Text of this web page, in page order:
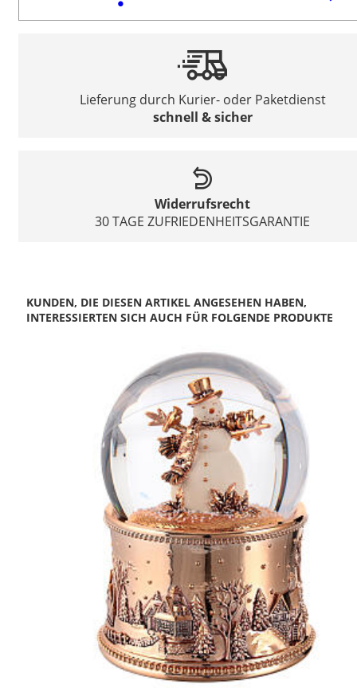
Lieferung durch Kurier- oder Paketdienst
schnell & sicher
Widerrufsrecht
30 TAGE ZUFRIEDENHEITSGARANTIE
KUNDEN, DIE DIESEN ARTIKEL ANGESEHEN HABEN,
INTERESSIERTEN SICH AUCH FÜR FOLGENDE PRODUKTE